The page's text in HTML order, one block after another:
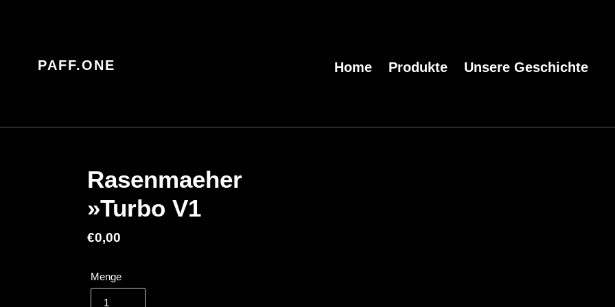
PAFF.ONE Home Produkte Unsere Geschichte
Rasenmaeher
»Turbo V1
Normaler
€0,00
Menge